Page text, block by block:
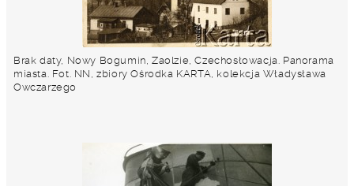
Brak daty, Nowy Bogumin, Zaolzie, Czechosłowacja. Panorama
miasta. Fot. NN, zbiory Ośrodka KARTA, kolekcja Władysława
Owczarzego